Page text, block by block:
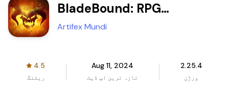
BladeBound: RPG
Adventure Game
Artifex Mundi
4.5
ریٹنگ
Aug 11, 2024
تازہ ترین اپ ڈیٹ
2.25.4
ورژن